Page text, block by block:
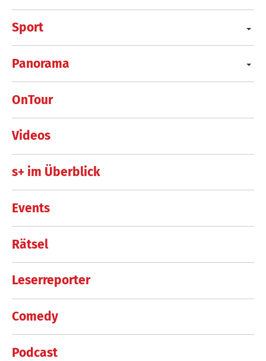
Sport
Panorama
OnTour
Videos
s+ im Überblick
Events
Rätsel
Leserreporter
Comedy
Podcast